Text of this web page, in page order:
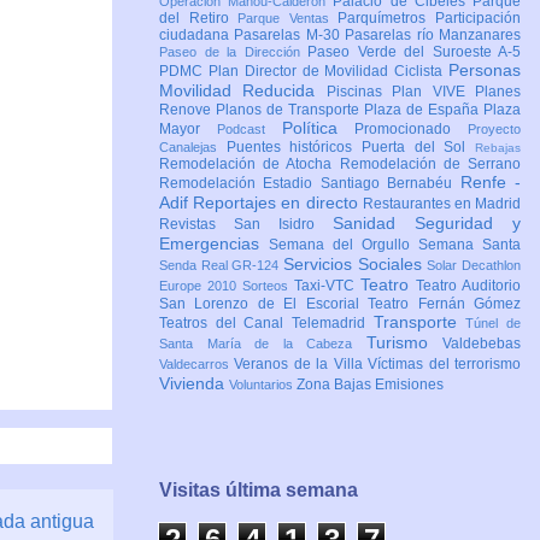
antigua
del Retiro
Parque Ventas Parquímetros
Participación
ciudadana Pasarelas M-30 Pasarelas río Manzanares
Paseo de la Dirección
Paseo Verde del Suroeste A-5
PDMC Plan Director de Movilidad Ciclista Personas
Movilidad Reducida
Piscinas Plan VIVE
Planes
Renove Planos de Transporte Plaza de España Plaza
Mayor
Podcast Política Promocionado
Proyecto
Canalejas
Puentes históricos Puerta del Sol Rebajas
Remodelación de Atocha
Remodelación de Serrano
Remodelación Estadio Santiago Bernabéu Renfe -
Adif Reportajes en directo Restaurantes en Madrid
Revistas San Isidro Sanidad Seguridad y
Emergencias Semana del Orgullo Semana Santa
Senda Real GR-124 Servicios SocialesSolar Decathlon
Europe 2010 Sorteos Taxi-VTC Teatro Teatro Auditorio
San Lorenzo de El EscorialTeatro Fernán Gómez
Teatros del Canal Telemadrid TransporteTúnel de
Santa María de la Cabeza Turismo Valdebebas
ValdecarrosVeranos de la VillaVíctimas del terrorismo
Vivienda Voluntarios Zona Bajas Emisiones
Visitas última semana